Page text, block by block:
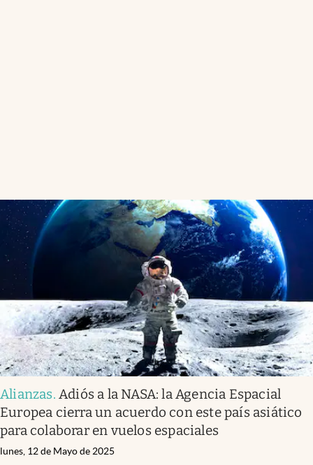
Alianzas.Adiós a la NASA: la Agencia Espacial
Europea cierra un acuerdo con este país asiático
para colaborar en vuelos espaciales
lunes, 12 de Mayo de 2025